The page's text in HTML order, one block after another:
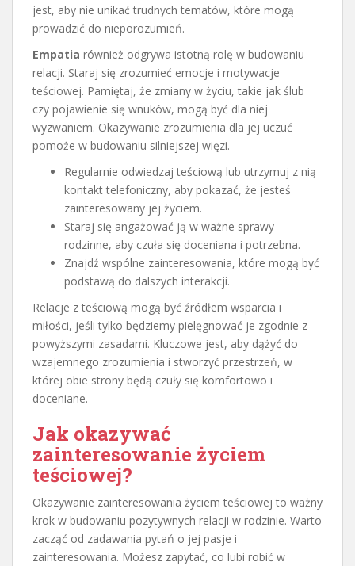
jest, aby nie unikać trudnych tematów, które mogą
prowadzić do nieporozumień.
Empatia również odgrywa istotną rolę w budowaniu
relacji. Staraj się zrozumieć emocje i motywacje
teściowej. Pamiętaj, że zmiany w życiu, takie jak ślub
czy pojawienie się wnuków, mogą być dla niej
wyzwaniem. Okazywanie zrozumienia dla jej uczuć
pomoże w budowaniu silniejszej więzi.
Regularnie odwiedzaj teściową lub utrzymuj z nią
kontakt telefoniczny, aby pokazać, że jesteś
zainteresowany jej życiem.
Staraj się angażować ją w ważne sprawy
rodzinne, aby czuła się doceniana i potrzebna.
Znajdź wspólne zainteresowania, które mogą być
podstawą do dalszych interakcji.
Relacje z teściową mogą być źródłem wsparcia i
miłości, jeśli tylko będziemy pielęgnować je zgodnie z
powyższymi zasadami. Kluczowe jest, aby dążyć do
wzajemnego zrozumienia i stworzyć przestrzeń, w
której obie strony będą czuły się komfortowo i
doceniane.
Jak okazywać
zainteresowanie życiem
teściowej?
Okazywanie zainteresowania życiem teściowej to ważny
krok w budowaniu pozytywnych relacji w rodzinie. Warto
zacząć od zadawania pytań o jej pasje i
zainteresowania. Możesz zapytać, co lubi robić w